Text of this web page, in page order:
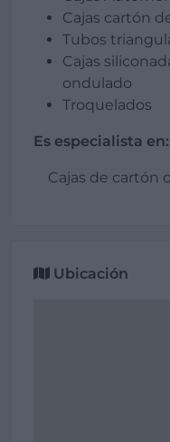
Cajas cartón
Tubos
Cajas
ondulado
Troquelados
Es especialista en:
Cajas de cartón
Ubicación